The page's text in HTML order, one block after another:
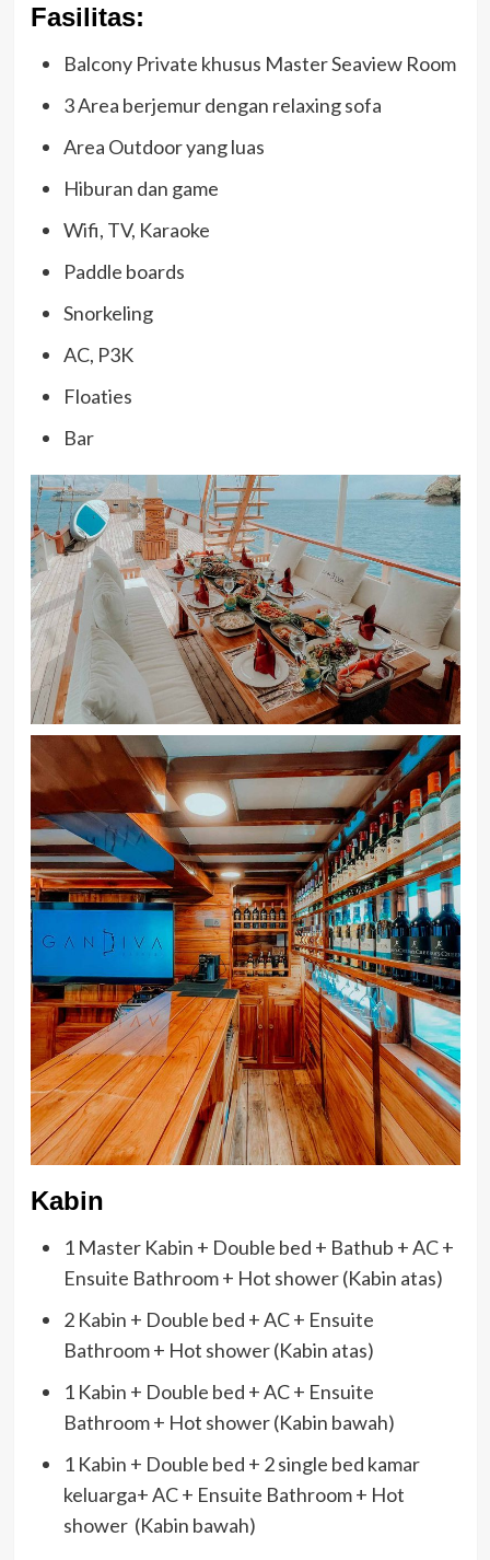
Fasilitas:
Balcony Private khusus Master Seaview Room
3 Area berjemur dengan relaxing sofa
Area Outdoor yang luas
Hiburan dan game
Wifi, TV, Karaoke
Paddle boards
Snorkeling
AC, P3K
Floaties
Bar
Kabin
1 Master Kabin + Double bed + Bathub + AC +
Ensuite Bathroom + Hot shower (Kabin atas)
2 Kabin + Double bed + AC + Ensuite
Bathroom + Hot shower (Kabin atas)
1 Kabin + Double bed + AC + Ensuite
Bathroom + Hot shower (Kabin bawah)
1 Kabin + Double bed + 2 single bed kamar
keluarga+ AC + Ensuite Bathroom + Hot
shower (Kabin bawah)